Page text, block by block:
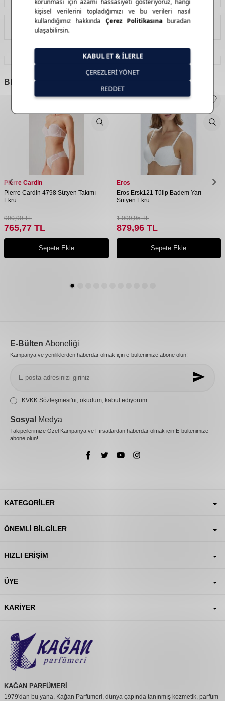
İade Koşulları
BENZER
Pierre Cardin
Pierre Cardin 4798 Sütyen Takımı
Ekru
900,90TL
765,77 TL
Sepete Ekle
Eros
Eros Ersk121 Tülip Badem Yarı
Sütyen Ekru
1.099,95TL
879,96TL
Sepete Ekle
E-Bülten Aboneliği
Kampanya ve yeniliklerden haberdar olmak için e-bültenimize abone olun!
KVKK Sözleşmesi'ni , okudum, kabul ediyorum.
Sosyal Medya
Takipçilerimize Özel Kampanya ve Fırsatlardan haberdar olmak için E-bültenimize
abone olun!
KATEGORILER
ÖNEMLI BILGILER
HIZLI ERIŞIM
ÜYE
KARIYER
KAĞAN PARFÜMERİ
1979'dan bu yana, Kağan Parfümeri, dünya çapında tanınmış kozmetik, parfüm